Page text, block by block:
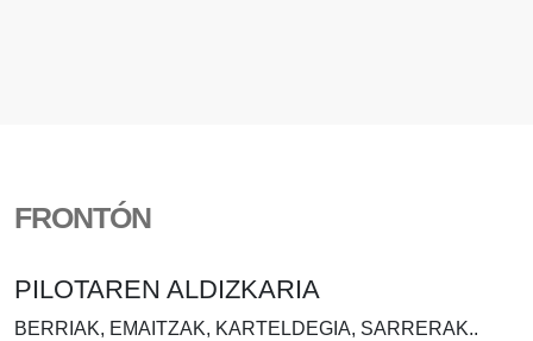
FRONTÓN
PILOTAREN ALDIZKARIA
BERRIAK, EMAITZAK, KARTELDEGIA, SARRERAK..